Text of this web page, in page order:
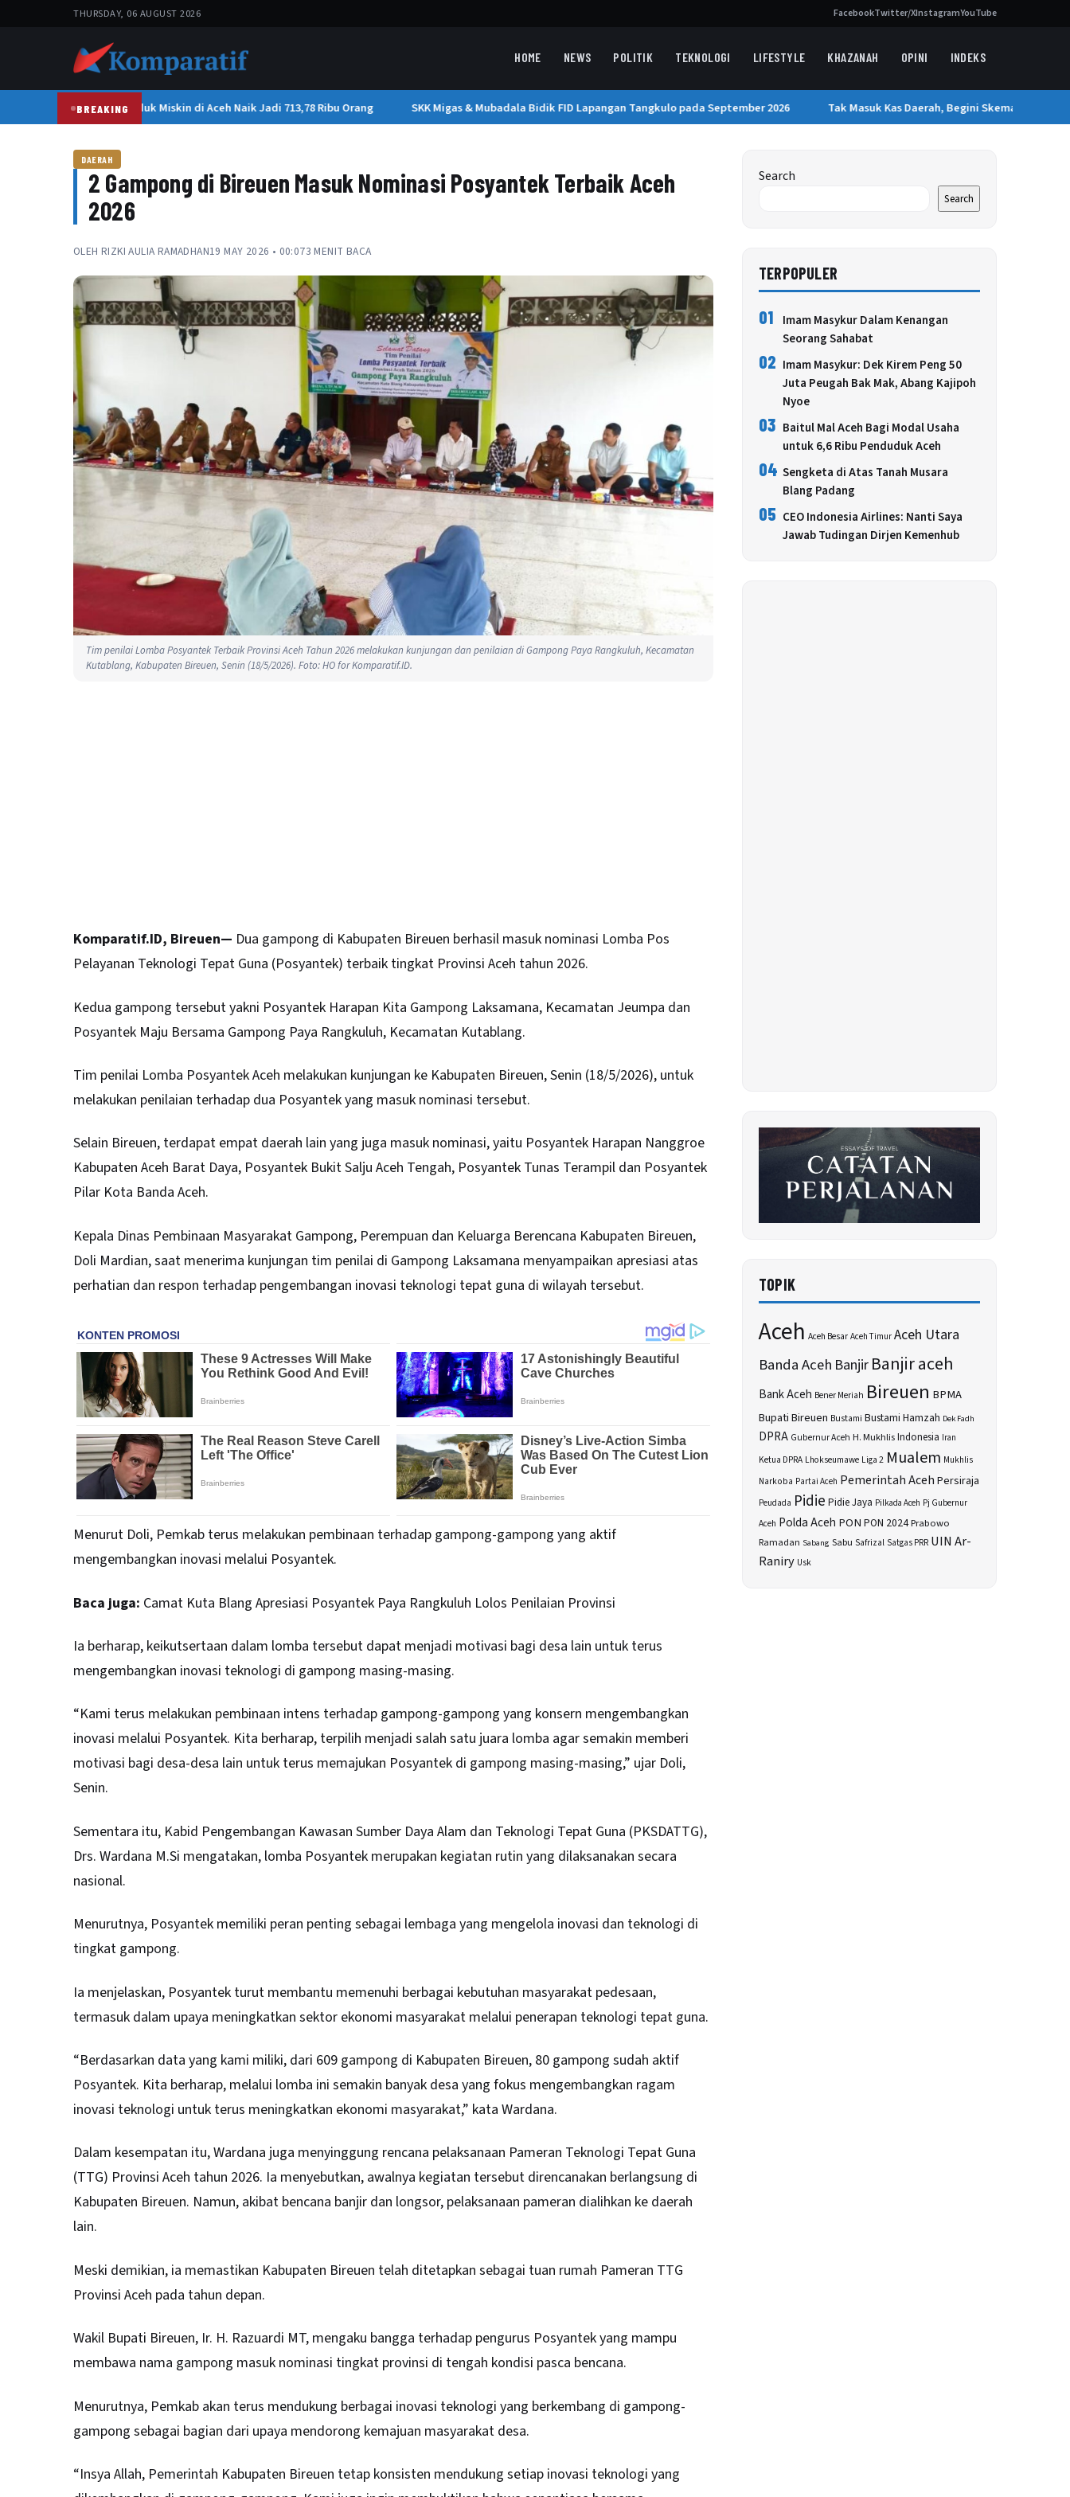
THURSDAY, 06 AUGUST 2026 FacebookTwitter/XInstagramYouTube
HOME NEWS POLITIK TEKNOLOGI LIFESTYLE KHAZANAH OPINI INDEKS
BREAKING
BPS: Jumlah Penduduk Miskin di Aceh Naik Jadi 713,78 Ribu Orang SKK Migas & Mubadala Bidik FID Lapangan Tangkulo pada September 2026 Tak Masuk Kas Daerah, Begini Skema Dana
DAERAH
2 Gampong di Bireuen Masuk Nominasi Posyantek Terbaik Aceh
2026
OLEH RIZKI AULIA RAMADHAN19 MAY 2026 • 00:073 MENIT BACA
Tim penilai Lomba Posyantek Terbaik Provinsi Aceh Tahun 2026 melakukan kunjungan dan penilaian di Gampong Paya Rangkuluh, Kecamatan
Kutablang, Kabupaten Bireuen, Senin (18/5/2026). Foto: HO for Komparatif.ID.
Komparatif.ID, Bireuen— Dua gampong di Kabupaten Bireuen berhasil masuk nominasi Lomba Pos
Pelayanan Teknologi Tepat Guna (Posyantek) terbaik tingkat Provinsi Aceh tahun 2026.
Kedua gampong tersebut yakni Posyantek Harapan Kita Gampong Laksamana, Kecamatan Jeumpa dan
Posyantek Maju Bersama Gampong Paya Rangkuluh, Kecamatan Kutablang.
Tim penilai Lomba PosyantekAceh melakukan kunjungan ke Kabupaten Bireuen, Senin (18/5/2026), untuk
melakukan penilaian terhadap dua Posyantek yang masuk nominasi tersebut.
Selain Bireuen, terdapat empat daerah lain yang juga masuk nominasi, yaitu Posyantek Harapan Nanggroe
Kabupaten Aceh Barat Daya, Posyantek Bukit Salju Aceh Tengah, Posyantek Tunas Terampil dan Posyantek
Pilar Kota Banda Aceh.
Kepala Dinas Pembinaan Masyarakat Gampong, Perempuan dan Keluarga Berencana Kabupaten Bireuen,
Doli Mardian, saat menerima kunjungan tim penilai di Gampong Laksamana menyampaikan apresiasi atas
perhatian dan respon terhadap pengembangan inovasi teknologi tepat guna di wilayah tersebut.
Menurut Doli, Pemkab terus melakukan pembinaan terhadap gampong-gampong yang aktif
mengembangkan inovasi melalui Posyantek.
Baca juga: Camat Kuta Blang Apresiasi Posyantek Paya Rangkuluh Lolos Penilaian Provinsi
Ia berharap, keikutsertaan dalam lomba tersebut dapat menjadi motivasi bagi desa lain untuk terus
mengembangkan inovasi teknologi di gampong masing-masing.
“Kami terus melakukan pembinaan intens terhadap gampong-gampong yang konsern mengembangkan
inovasi melalui Posyantek. Kita berharap, terpilih menjadi salah satu juara lomba agar semakin memberi
motivasi bagi desa-desa lain untuk terus memajukan Posyantek di gampong masing-masing,” ujar Doli,
Senin.
Sementara itu, Kabid Pengembangan Kawasan Sumber Daya Alam dan Teknologi Tepat Guna (PKSDATTG),
Drs. Wardana M.Si mengatakan, lomba Posyantek merupakan kegiatan rutin yang dilaksanakan secara
nasional.
Menurutnya, Posyantek memiliki peran penting sebagai lembaga yang mengelola inovasi dan teknologi di
tingkat gampong.
Ia menjelaskan, Posyantek turut membantu memenuhi berbagai kebutuhan masyarakat pedesaan,
termasuk dalam upaya meningkatkan sektor ekonomi masyarakat melalui penerapan teknologi tepat guna.
“Berdasarkan data yang kami miliki, dari 609 gampong di Kabupaten Bireuen, 80 gampong sudah aktif
Posyantek. Kita berharap, melalui lomba ini semakin banyak desa yang fokus mengembangkan ragam
inovasi teknologi untuk terus meningkatkan ekonomi masyarakat,” kata Wardana.
Dalam kesempatan itu, Wardana juga menyinggung rencana pelaksanaan Pameran Teknologi Tepat Guna
(TTG) Provinsi Aceh tahun 2026. Ia menyebutkan, awalnya kegiatan tersebut direncanakan berlangsung di
Kabupaten Bireuen. Namun, akibat bencana banjir dan longsor, pelaksanaan pameran dialihkan ke daerah
lain.
Meski demikian, ia memastikan Kabupaten Bireuen telah ditetapkan sebagai tuan rumah Pameran TTG
Provinsi Aceh pada tahun depan.
Wakil Bupati Bireuen, Ir. H. Razuardi MT, mengaku bangga terhadap pengurus Posyantek yang mampu
membawa nama gampong masuk nominasi tingkat provinsi di tengah kondisi pasca bencana.
Menurutnya, Pemkab akan terus mendukung berbagai inovasi teknologi yang berkembang di gampong-
gampong sebagai bagian dari upaya mendorong kemajuan masyarakat desa.
“Insya Allah, Pemerintah Kabupaten Bireuen tetap konsisten mendukung setiap inovasi teknologi yang
Search
Search
TERPOPULER
01
Imam Masykur Dalam Kenangan
Seorang Sahabat
02 Imam Masykur: Dek Kirem Peng 50
Juta Peugah Bak Mak, Abang Kajipoh
Nyoe
03 Baitul Mal Aceh Bagi Modal Usaha
untuk 6,6 Ribu Penduduk Aceh
04 Sengketa di Atas Tanah Musara
Blang Padang
05 CEO Indonesia Airlines: Nanti Saya
Jawab Tudingan Dirjen Kemenhub
TOPIK
Aceh Aceh Besar Aceh Timur Aceh Utara
Banda Aceh BanjirBanjir aceh
Bank Aceh Bener Meriah Bireuen BPMA
Bupati Bireuen Bustami Bustami Hamzah Dek Fadh
DPRA Gubernur Aceh H. MukhlisIndonesia Iran
Ketua DPRA Lhokseumawe Liga 2 Mualem Mukhlis
Narkoba Partai Aceh Pemerintah AcehPersiraja
Peudada Pidie Pidie Jaya Pilkada Aceh Pj Gubernur
Aceh Polda Aceh PON PON 2024Prabowo
Ramadan Sabang Sabu Safrizal Satgas PRR UIN Ar-
Raniry Usk